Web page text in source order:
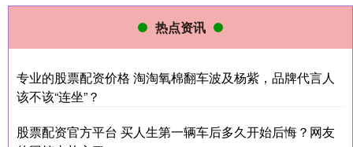
热点资讯
专业的股票配资价格 淘淘氧棉翻车波及杨紫，品牌代言人
该不该“连坐”？
股票配资官方平台 买人生第一辆车后多久开始后悔？网友